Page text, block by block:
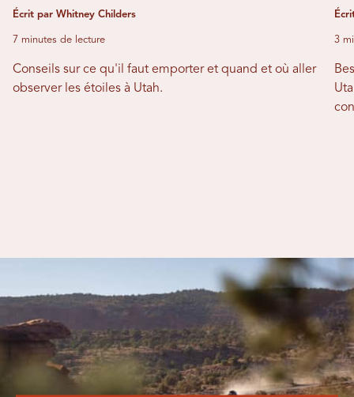
Écrit par Whitney Childers
7 minutes de lecture
Conseils sur ce qu'il faut emporter et quand et où aller
observer les étoiles à Utah.
3